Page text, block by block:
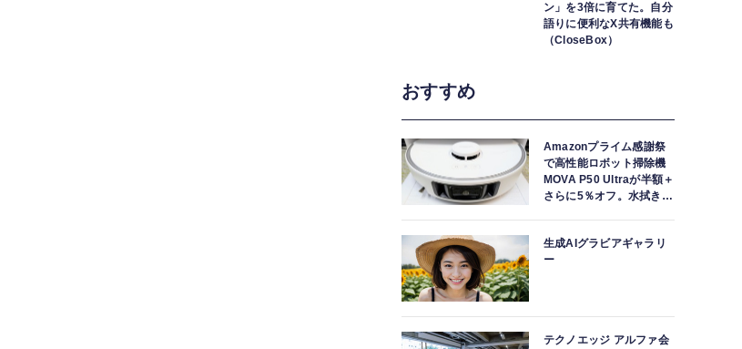
ン」を3倍に育てた。自分
語りに便利なX共有機能も
（CloseBox）
おすすめ
Amazonプライム感謝祭
で高性能ロボット掃除機
MOVA P50 Ultraが半額＋
さらに5％オフ。水拭きモ
生成AIグラビアギャラリ
ー
テクノエッジ アルファ会